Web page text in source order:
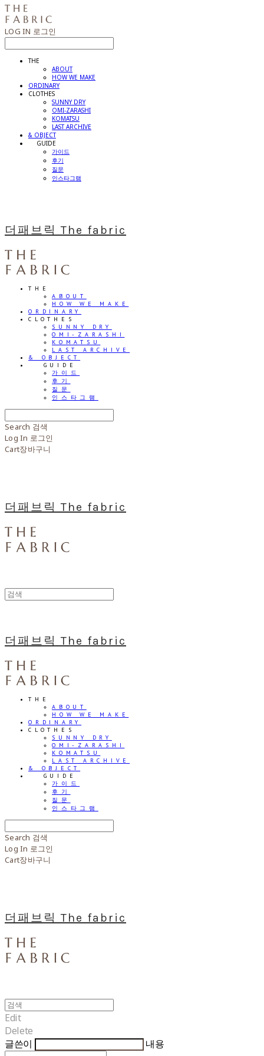
LOG IN 로그인
THE
ABOUT
HOW WE MAKE
ORDINARY
CLOTHES
SUNNY DRY
OMI-ZARASHI
KOMATSU
LAST ARCHIVE
& OBJECT
⠀⠀GUIDE
가이드
후기
질문
인스타그램
더패브릭 The fabric
THE
ABOUT
HOW WE MAKE
ORDINARY
CLOTHES
SUNNY DRY
OMI-ZARASHI
KOMATSU
LAST ARCHIVE
& OBJECT
⠀⠀GUIDE
가이드
후기
질문
인스타그램
Search 검색
Log In 로그인
Cart장바구니
더패브릭 The fabric
더패브릭 The fabric
THE
ABOUT
HOW WE MAKE
ORDINARY
CLOTHES
SUNNY DRY
OMI-ZARASHI
KOMATSU
LAST ARCHIVE
& OBJECT
⠀⠀GUIDE
가이드
후기
질문
인스타그램
Search 검색
Log In 로그인
Cart장바구니
더패브릭 The fabric
Edit
Delete
글쓴이
내용